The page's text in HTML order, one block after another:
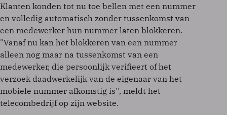
Klanten konden tot nu toe bellen met een nummer
en volledig automatisch zonder tussenkomst van
een medewerker hun nummer laten blokkeren.
"Vanaf nu kan het blokkeren van een nummer
alleen nog maar na tussenkomst van een
medewerker, die persoonlijk verifieert of het
verzoek daadwerkelijk van de eigenaar van het
mobiele nummer afkomstig is'', meldt het
telecombedrijf op zijn website.